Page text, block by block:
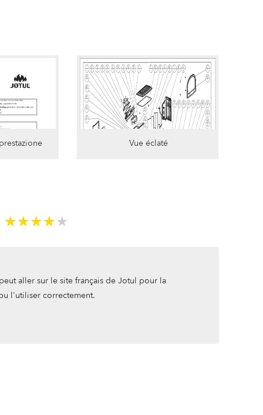
Vue éclaté
★★★★★
★★★★★
aller sur le site français de Jotul pour la
l'utiliser correctement.